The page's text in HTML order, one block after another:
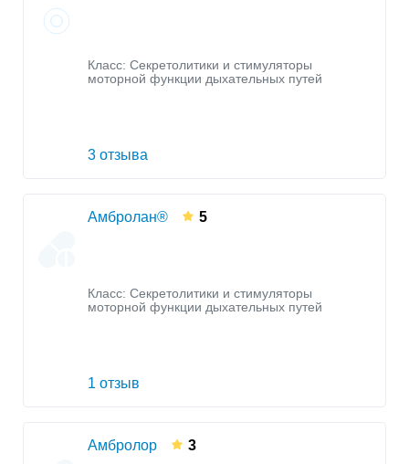
Класс: Секретолитики и стимуляторы
моторной функции дыхательных путей
3 отзыва
Амбролан® 5
Класс: Секретолитики и стимуляторы
моторной функции дыхательных путей
1 отзыв
Амбролор 3